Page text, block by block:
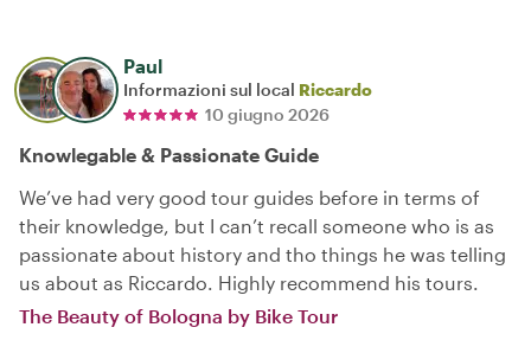
Paul
Informazioni sul local Riccardo
10 giugno 2026
Knowlegable & Passionate Guide
We’ve had very good tour guides before in terms of
their knowledge, but I can’t recall someone who is as
passionate about history and tho things he was telling
us about as Riccardo. Highly recommend his tours.
The Beauty of Bologna by Bike Tour